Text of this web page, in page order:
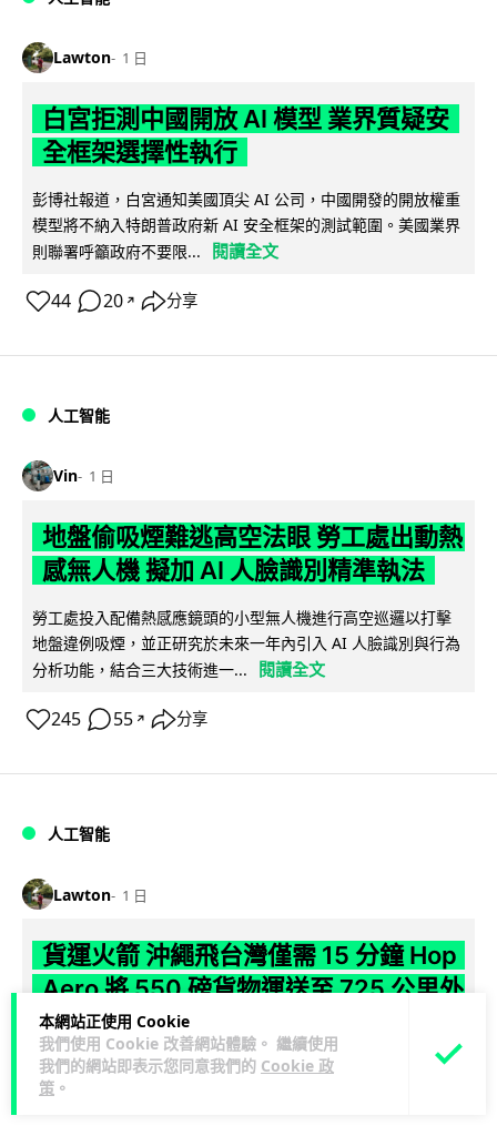
本網站正使用 Cookie
我們使用 Cookie 改善網站體驗。 繼續使用
我們的網站即表示您同意我們的 Cookie 政
策 。
Lawton 1 日
白宮拒測中國開放 AI 模型 業界質疑安
全框架選擇性執行
彭博社報道，白宮通知美國頂尖 AI 公司，中國開發的開放權重
模型將不納入特朗普政府新 AI 安全框架的測試範圍。美國業界
則聯署呼籲政府不要限...
閱讀全文
44 20 ↗ 分享
人工智能
Vin 1 日
地盤偷吸煙難逃高空法眼 勞工處出動熱
感無人機 擬加 AI 人臉識別精準執法
勞工處投入配備熱感應鏡頭的小型無人機進行高空巡邏以打擊
地盤違例吸煙，並正研究於未來一年內引入 AI 人臉識別與行為
分析功能，結合三大技術進一...
閱讀全文
245 55 ↗ 分享
人工智能
Lawton 1 日
貨運火箭 沖繩飛台灣僅需 15 分鐘 Hop
Aero 將 550 磅貨物運送至 725 公里外
【真正用火箭送貨】美國初創 Hop Aero 公開自動駕駛貨運火
箭，聲稱可在 15 分鐘內將 250 公斤物資投送 750 公里外，並
以沖繩...